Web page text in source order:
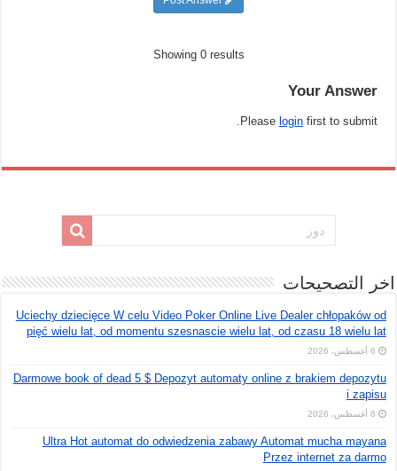
Showing 0 results
Your Answer
Please loginfirst to submit.
اخر التصحيحات
Uciechy dziecięce W celu Video Poker Online Live Dealer chłopaków od
pięć wielu lat, od momentu szesnascie wielu lat, od czasu 18 wielu lat
6 أغسطس، 2026
Darmowe book of dead 5 $ Depozyt automaty online z brakiem depozytu
i zapisu
6 أغسطس، 2026
Ultra Hot automat do odwiedzenia zabawy Automat mucha mayana
Przez internet za darmo